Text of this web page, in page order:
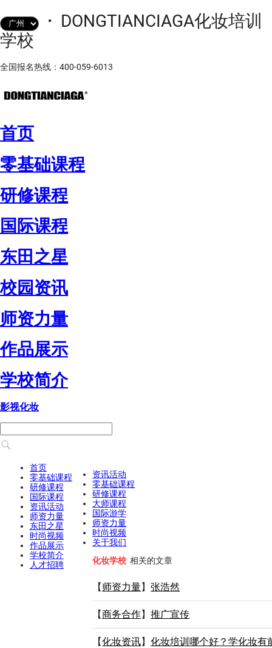
· DONGTIANCIAGA化妆培训
学校
全国报名热线：400-059-6013
首页
零基础课程
研修课程
国际课程
东田之星
校园资讯
师资力量
作品展示
学校简介
影视化妆
首页
零基础课程
研修课程
国际课程
资讯活动
师资力量
东田之星
时尚视频
作品展示
学校简介
人才招聘
资讯活动
零基础课程
研修课程
大师课程
国际游学
师资力量
时尚视频
关于我们
化妆学校 相关的文章
【师资力量】张浩然
【商务合作】推广宣传
【化妆资讯】化妆培训哪个好？学化妆有